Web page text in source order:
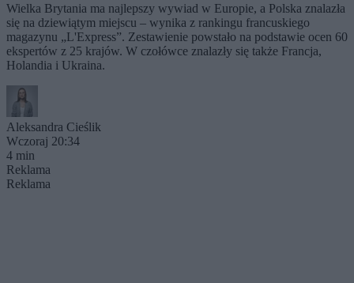
Wielka Brytania ma najlepszy wywiad w Europie, a Polska znalazła
się na dziewiątym miejscu – wynika z rankingu francuskiego
magazynu „L'Express”. Zestawienie powstało na podstawie ocen 60
ekspertów z 25 krajów. W czołówce znalazły się także Francja,
Holandia i Ukraina.
Aleksandra Cieślik
Wczoraj 20:34
4 min
Reklama
Reklama